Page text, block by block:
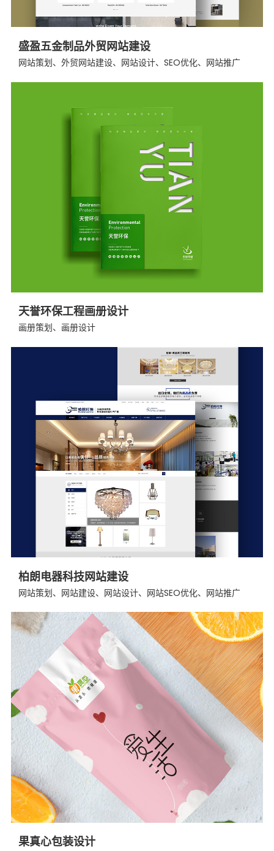
盛盈五金制品外贸网站建设
网站策划、外贸网站建设、网站设计、SEO优化、网站推广
天誉环保工程画册设计
画册策划、画册设计
柏朗电器科技网站建设
网站策划、网站建设、网站设计、网站SEO优化、网站推广
果真心包装设计